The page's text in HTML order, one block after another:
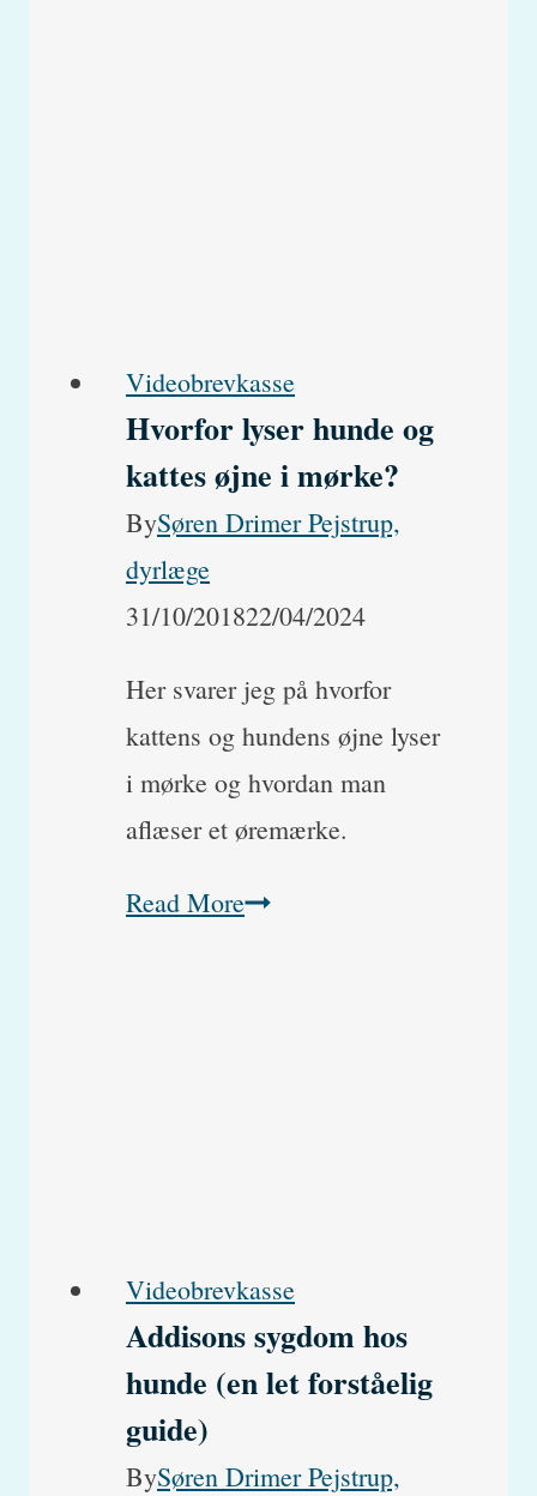
Videobrevkasse
Hvorfor lyser hunde og
kattes øjne i mørke?
BySøren Drimer Pejstrup,
dyrlæge
31/10/201822/04/2024
Her svarer jeg på hvorfor
kattens og hundens øjne lyser
i mørke og hvordan man
aflæser et øremærke.
Read MoreHvorfor
Videobrevkasse
Addisons sygdom hos
hunde (en let forståelig
guide)
BySøren Drimer Pejstrup,